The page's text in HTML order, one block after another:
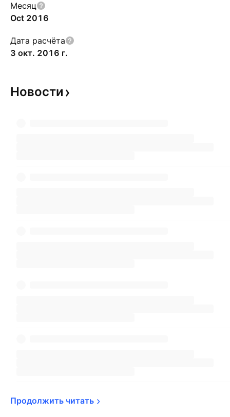
Месяц
Oct 2016
Дата расчёта
3 окт. 2016 г.
Новости
Продолжить читать